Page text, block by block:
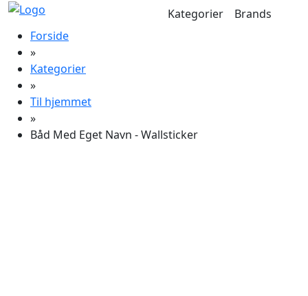
Kategorier
Brands
Forside
»
Kategorier
»
Til hjemmet
»
Båd Med Eget Navn - Wallsticker